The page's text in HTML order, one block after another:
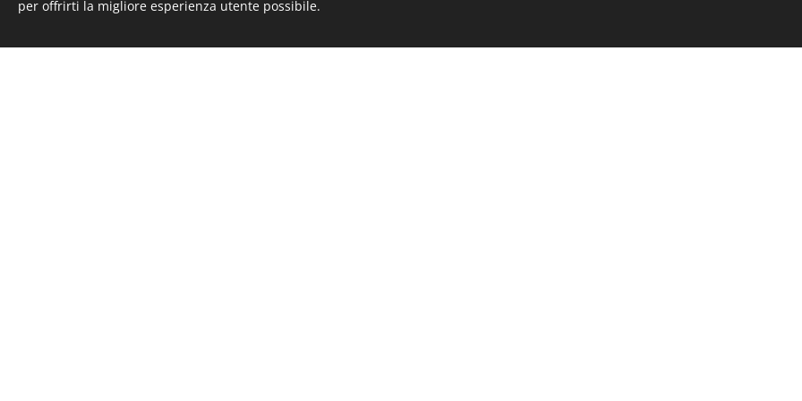
Sfortunato Rally Lana Storico per
per gli equipaggi Pro Energy
per offrirti la migliore esperienza utente possibile.